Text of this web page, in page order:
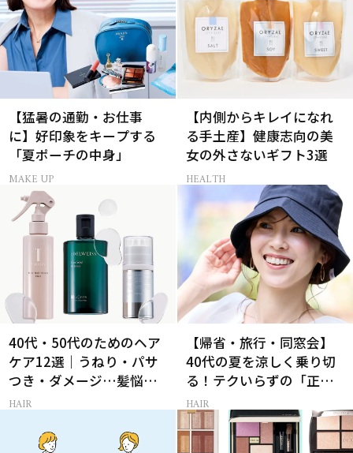
【猛暑の通勤・お仕事
に】好印象をキープする
「夏ポーチの中身」
MAKE UP
【内側からキレイになれ
る手土産】健康志向の美
女の外さないギフト3選
HEALTH
40代・50代のためのヘア
ケア12選｜うねり・パサ
つき・ダメージ…髪悩み
から選ぶベスコス受賞コ
HAIR
【帰省・旅行・同窓会】
40代の夏を涼しく乗り切
る！テクいらずの「正解
ヘアアレンジ」3選
HAIR